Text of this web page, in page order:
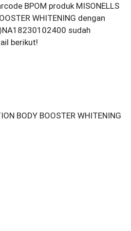
BPOM produk MISONELLS
WHITENING dengan
sudah
berikut!
BODY BOOSTER WHITENING